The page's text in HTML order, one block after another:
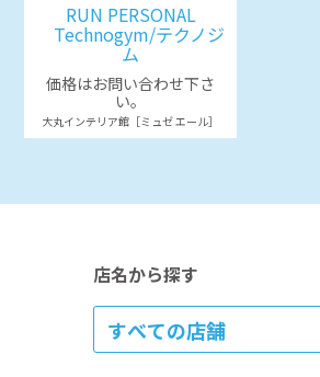
RUN PERSONAL
Technogym/テクノジ
ム
価格はお問い合わせ下さ
い。
大丸インテリア館［ミュゼ エール］
店名から探す